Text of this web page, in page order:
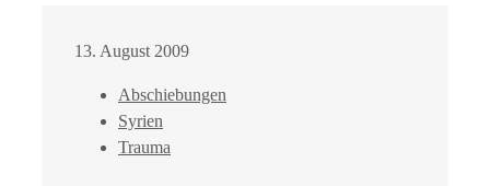
13. August 2009
Abschiebungen
Syrien
Trauma